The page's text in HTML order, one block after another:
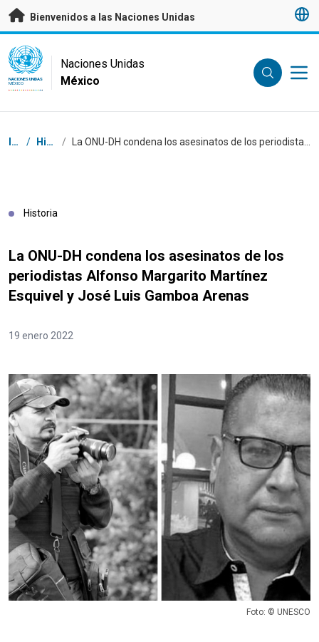
Saltar a contenido principal
Bienvenidos a las Naciones Unidas
UN Logo
NACIONES UNIDAS
MÉXICO
Naciones Unidas
México
Coordenadas dentro de la ruta de navegación
Inicio / Historias /
Historia
La ONU-DH condena los asesinatos de los
periodistas Alfonso Margarito Martínez
Esquivel y José Luis Gamboa Arenas
19 enero 2022
Foto: © UNESCO